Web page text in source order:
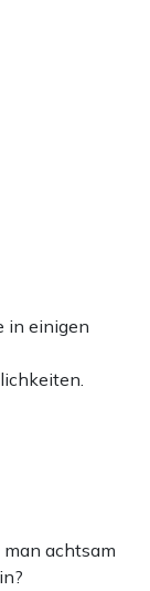
in einigen
man achtsam